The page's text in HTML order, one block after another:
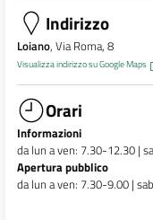
Indirizzo
Loiano, Via Roma, 8
Visualizza indirizzo su Google Maps
Orari
Informazioni
da lun a ven: 7.30-12.30 |
Apertura pubblico
da lun a ven: 7.30-9.00 |